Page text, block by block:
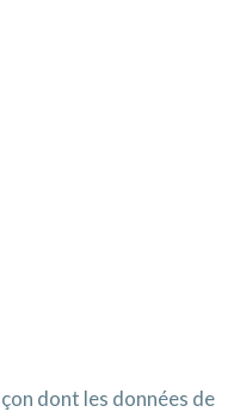
dont les données de